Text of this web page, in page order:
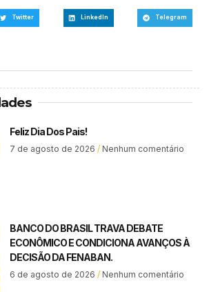
Twitter LinkedIn Telegram
Feliz Dia Dos Pais!
7 de agosto de 2026 Nenhum comentário
BANCO DO BRASIL TRAVA DEBATE
ECONÔMICO E CONDICIONA AVANÇOS À
DECISÃO DA FENABAN.
6 de agosto de 2026 Nenhum comentário